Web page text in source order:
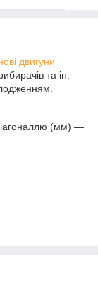
двигуни
та ін.
діагоналлю (мм) —